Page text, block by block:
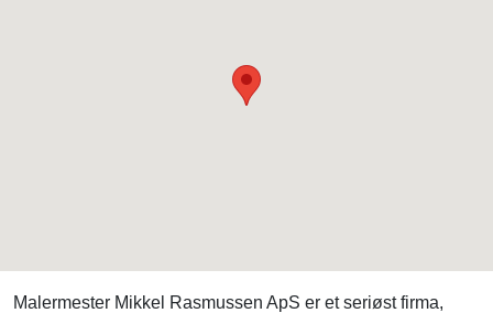
Malermester Mikkel Rasmussen ApS er et seriøst firma,